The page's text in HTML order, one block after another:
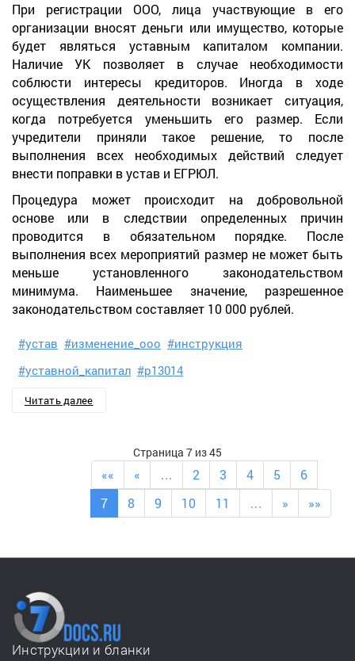
При регистрации ООО, лица участвующие в его
организации вносят деньги или имущество, которые
будет являться уставным капиталом компании.
Наличие УК позволяет в случае необходимости
соблюсти интересы кредиторов. Иногда в ходе
осуществления деятельности возникает ситуация,
когда потребуется уменьшить его размер. Если
учредители приняли такое решение, то после
выполнения всех необходимых действий следует
внести поправки в устав и ЕГРЮЛ.
Процедура может происходит на добровольной
основе или в следствии определенных причин
проводится в обязательном порядке. После
выполнения всех мероприятий размер не может быть
меньше установленного законодательством
минимума. Наименьшее значение, разрешенное
законодательством составляет 10 000 рублей.
#устав #изменение_ооо #инструкция
#уставной_капитал #р13014
Читать далее
Страница 7 из 45
«« « … 2 3 4 5
6
7
8 9 10 11 … » »»
Инструкции и бланки